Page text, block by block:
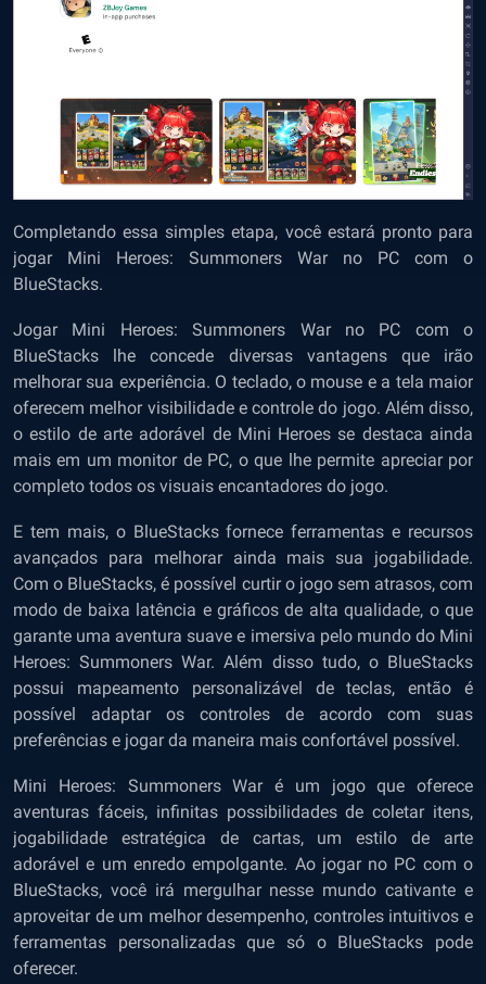
Completando essa simples etapa, você estará pronto para
jogar Mini Heroes: Summoners War no PC com o
BlueStacks.
Jogar Mini Heroes: Summoners War no PC com o
BlueStacks lhe concede diversas vantagens que irão
melhorar sua experiência. O teclado, o mouse e a tela maior
oferecem melhor visibilidade e controle do jogo. Além disso,
o estilo de arte adorável de Mini Heroes se destaca ainda
mais em um monitor de PC, o que lhe permite apreciar por
completo todos os visuais encantadores do jogo.
E tem mais, o BlueStacks fornece ferramentas e recursos
avançados para melhorar ainda mais sua jogabilidade.
Com o BlueStacks, é possível curtir o jogo sem atrasos, com
modo de baixa latência e gráficos de alta qualidade, o que
garante uma aventura suave e imersiva pelo mundo do Mini
Heroes: Summoners War. Além disso tudo, o BlueStacks
possui mapeamento personalizável de teclas, então é
possível adaptar os controles de acordo com suas
preferências e jogar da maneira mais confortável possível.
Mini Heroes: Summoners War é um jogo que oferece
aventuras fáceis, infinitas possibilidades de coletar itens,
jogabilidade estratégica de cartas, um estilo de arte
adorável e um enredo empolgante. Ao jogar no PC com o
BlueStacks, você irá mergulhar nesse mundo cativante e
aproveitar de um melhor desempenho, controles intuitivos e
ferramentas personalizadas que só o BlueStacks pode
oferecer.